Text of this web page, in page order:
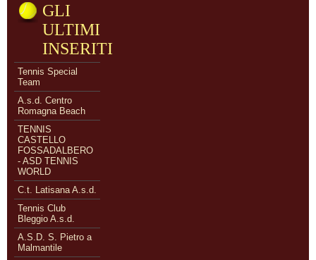
GLI
ULTIMI
INSERITI
Tennis Special
Team
A.s.d. Centro
Romagna Beach
TENNIS
CASTELLO
FOSSADALBERO
- ASD TENNIS
WORLD
C.t. Latisana A.s.d.
Tennis Club
Bleggio A.s.d.
A.S.D. S. Pietro a
Malmantile